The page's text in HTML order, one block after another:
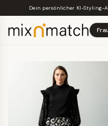
Skip to main content
Dein persönlicher KI-